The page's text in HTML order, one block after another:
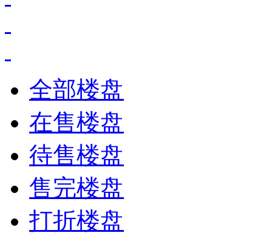
全部楼盘
在售楼盘
待售楼盘
售完楼盘
打折楼盘